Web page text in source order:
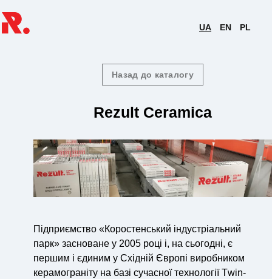
UA EN PL
Назад до каталогу
Rezult Ceramica
Підприємство «Коростенський індустріальний
парк» засноване у 2005 році і, на сьогодні, є
першим і єдиним у Східній Європі виробником
керамограніту на базі сучасної технології Тwin-